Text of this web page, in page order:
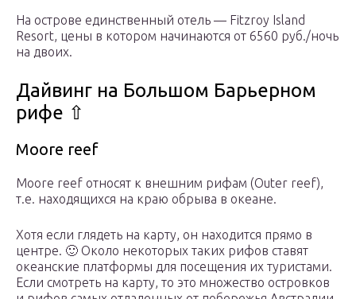
На острове единственный отель — Fitzroy Island
Resort, цены в котором начинаются от 6560 руб./ночь
на двоих.
Дайвинг на Большом Барьерном
рифе ⇧
Moore reef
Moore reef относят к внешним рифам (Outer reef),
т.е. находящихся на краю обрыва в океане.
Хотя если глядеть на карту, он находится прямо в
центре. 🙂 Около некоторых таких рифов ставят
океанские платформы для посещения их туристами.
Если смотреть на карту, то это множество островков